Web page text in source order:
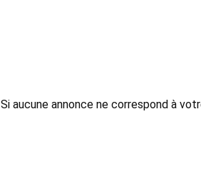
Si aucune annonce ne correspond à